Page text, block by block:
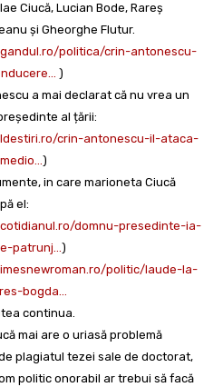
Ciucă, Lucian Bode, Rareș
și Gheorghe Flutur.
politica/crin-antonescu-
)
a mai declarat că nu vrea un
al țării:
crin-antonescu-il-ataca-
)
in care marioneta Ciucă
el:
domnu-presedinte-ia-
patrunj…)
politic/laude-la-
bogda…
continua.
mai are o uriasă problemă
plagiatul tezei sale de doctorat,
politic onorabil ar trebui să facă